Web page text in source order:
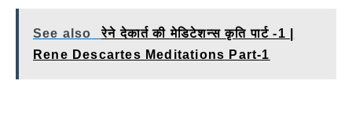
See also
रेने देकार्त की मेडिटेशन्स कृति पार्ट -1 |
Rene Descartes Meditations Part-1